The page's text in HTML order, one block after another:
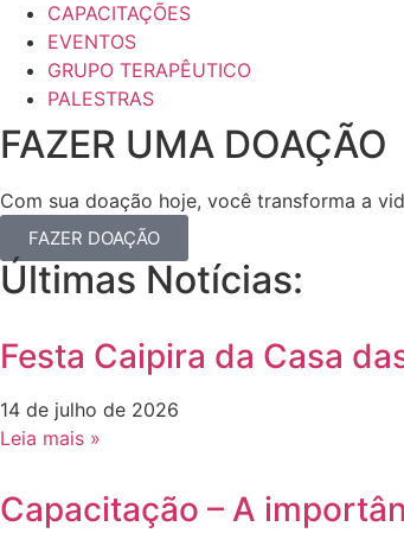
CAPACITAÇÕES
EVENTOS
GRUPO TERAPÊUTICO
PALESTRAS
FAZER UMA DOAÇÃO
Com sua doação hoje, você transforma a
FAZER DOAÇÃO
Últimas Notícias:
Festa Caipira da Casa
14 de julho de 2026
Leia mais »
Capacitação – A